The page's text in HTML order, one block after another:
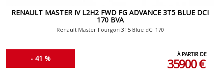
RENAULT MASTER IV L2H2 FWD FG ADVANCE 3T5 BLUE DCI
170 BVA
Renault Master Fourgon 3T5 Blue dCi 170
- 41 % À PARTIR DE
35900 €